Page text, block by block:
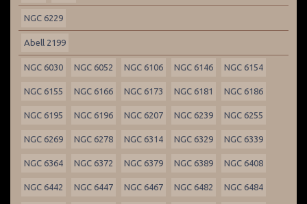
NGC 6229
Abell 2199
NGC 6030 NGC 6052 NGC 6106 NGC 6146 NGC 6154
NGC 6155 NGC 6166 NGC 6173 NGC 6181 NGC 6186
NGC 6195 NGC 6196 NGC 6207 NGC 6239 NGC 6255
NGC 6269 NGC 6278 NGC 6314 NGC 6329 NGC 6339
NGC 6364 NGC 6372 NGC 6379 NGC 6389 NGC 6408
NGC 6442 NGC 6447 NGC 6467 NGC 6482 NGC 6484